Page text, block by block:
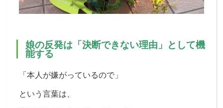
娘の反発は「決断できない理由」として機
能する
「本人が嫌がっているので」
という言葉は、